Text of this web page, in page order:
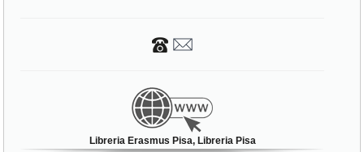
Libreria Erasmus Pisa, Libreria Pisa